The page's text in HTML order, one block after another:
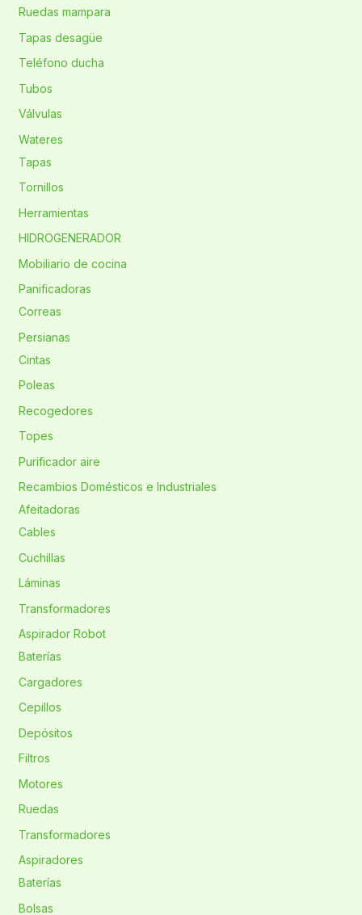
Ruedas mampara
Tapas desagüe
Teléfono ducha
Tubos
Válvulas
Wateres
Tapas
Tornillos
Herramientas
HIDROGENERADOR
Mobiliario de cocina
Panificadoras
Correas
Persianas
Cintas
Poleas
Recogedores
Topes
Purificador aire
Recambios Domésticos e Industriales
Afeitadoras
Cables
Cuchillas
Láminas
Transformadores
Aspirador Robot
Baterías
Cargadores
Cepillos
Depósitos
Filtros
Motores
Ruedas
Transformadores
Aspiradores
Baterías
Bolsas